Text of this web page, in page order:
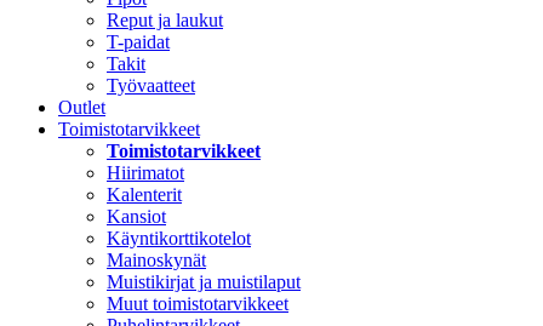
Reput ja laukut
T-paidat
Takit
Työvaatteet
Outlet
Toimistotarvikkeet
Toimistotarvikkeet
Hiirimatot
Kalenterit
Kansiot
Käyntikorttikotelot
Mainoskynät
Muistikirjat ja muistilaput
Muut toimistotarvikkeet